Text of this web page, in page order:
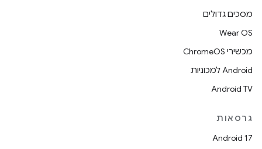
מסכים גדולים
Wear OS
מכשירי ChromeOS
Android למכוניות
Android TV
גרסאות
Android 17